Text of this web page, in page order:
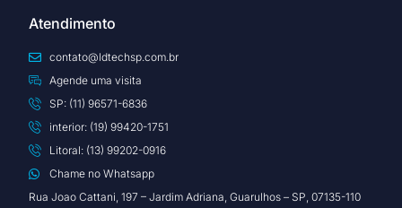
Atendimento
contato@ldtechsp.com.br
Agende uma visita
SP: (11) 96571-6836
interior: (19) 99420-1751
Litoral: (13) 99202-0916
Chame no Whatsapp
Rua Joao Cattani, 197 – Jardim Adriana, Guarulhos – SP, 07135-110